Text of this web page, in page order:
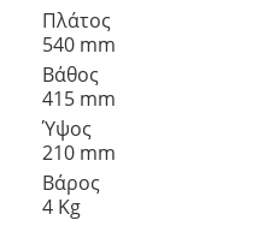
Πλάτος
540 mm
Βάθος
415 mm
Ύψος
210 mm
Βάρος
4 Kg